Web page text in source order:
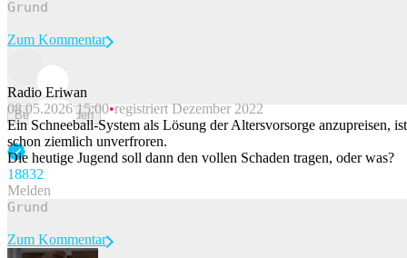
Beitrag melden
Zum Kommentar
Radio Eriwan
08.05.2026 15:00 registriert Dezember 2022
Ein Schneeball-System als Lösung der Altersvorsorge anzupreisen, ist
schon ziemlich unverfroren.
Die heutige Jugend soll dann den vollen Schaden tragen, oder was?
18832
Melden
Zum Kommentar